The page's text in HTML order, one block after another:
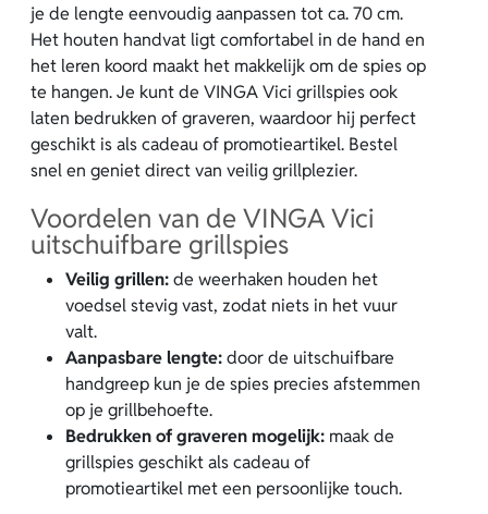
je de lengte eenvoudig aanpassen tot ca. 70 cm.
Het houten handvat ligt comfortabel in de hand en
het leren koord maakt het makkelijk om de spies op
te hangen. Je kunt de VINGA Vici grillspies ook
laten bedrukken of graveren, waardoor hij perfect
geschikt is als cadeau of promotieartikel. Bestel
snel en geniet direct van veilig grillplezier.
Voordelen van de VINGA Vici
uitschuifbare grillspies
Veilig grillen:de weerhaken houden het
voedsel stevig vast, zodat niets in het vuur
valt.
Aanpasbare lengte:door de uitschuifbare
handgreep kun je de spies precies afstemmen
op je grillbehoefte.
Bedrukken of graveren mogelijk: maak de
grillspies geschikt als cadeau of
promotieartikel met een persoonlijke touch.